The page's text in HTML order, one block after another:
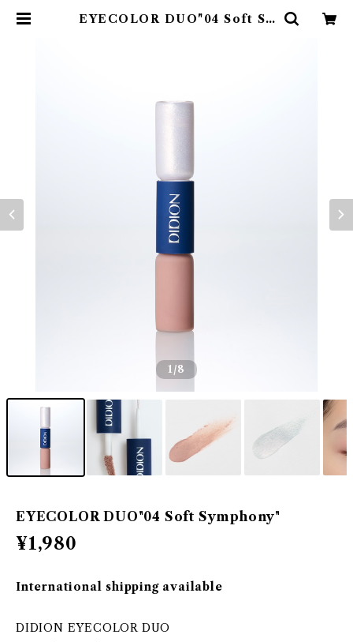
EYECOLOR DUO"04 Soft Sy
1/8
EYECOLOR DUO"04 Soft Symphony"
¥1,980
International shipping available
DIDION EYECOLOR DUO